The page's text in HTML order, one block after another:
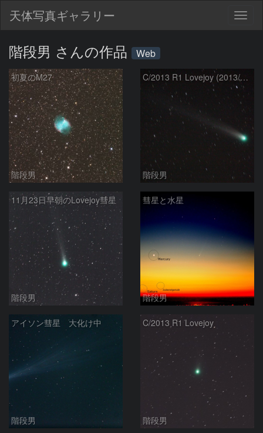
天体写真ギャラリー
階段男 さんの作品 Web
初夏のM27
階段男
C/2013 R1 Lovejoy (2013/12/07)
階段男
11月23日早朝のLovejoy彗星
階段男
彗星と水星
階段男
アイソン彗星 大化け中
階段男
C/2013 R1 Lovejoy
階段男